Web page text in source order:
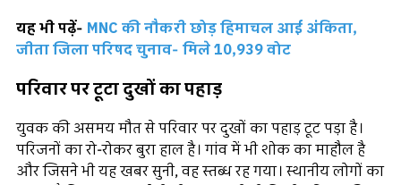
यह भी पढ़ें- MNC की नौकरी छोड़ हिमाचल आई अंकिता,
जीता जिला परिषद चुनाव- मिले 10,939 वोट
परिवार पर टूटा दुखों का पहाड़
युवक की असमय मौत से परिवार पर दुखों का पहाड़ टूट पड़ा है।
परिजनों का रो-रोकर बुरा हाल है। गांव में भी शोक का माहौल है
और जिसने भी यह खबर सुनी, वह स्तब्ध रह गया। स्थानीय लोगों का